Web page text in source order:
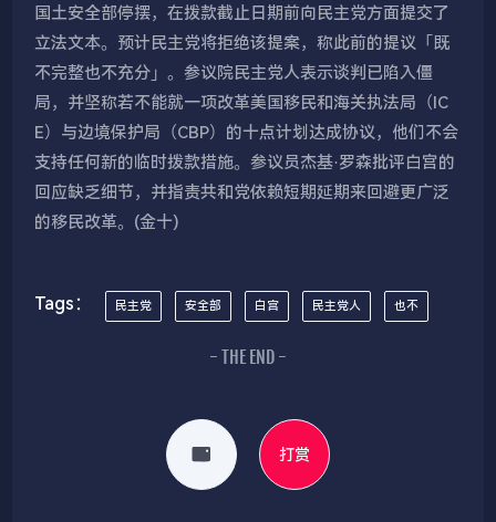
国土安全部停摆，在拨款截止日期前向民主党方面提交了
立法文本。预计民主党将拒绝该提案，称此前的提议「既
不完整也不充分」。参议院民主党人表示谈判已陷入僵
局，并坚称若不能就一项改革美国移民和海关执法局（IC
E）与边境保护局（CBP）的十点计划达成协议，他们不会
支持任何新的临时拨款措施。参议员杰基·罗森批评白宫的
回应缺乏细节，并指责共和党依赖短期延期来回避更广泛
的移民改革。(金十)
Tags： 民主党 安全部 白宫 民主党人 也不
- THE END -
打赏